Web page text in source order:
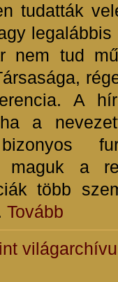
tudatták
nem tud
A
a
maguk a
több
Tovább